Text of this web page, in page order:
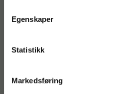
Egenskaper
Statistikk
Markedsføring